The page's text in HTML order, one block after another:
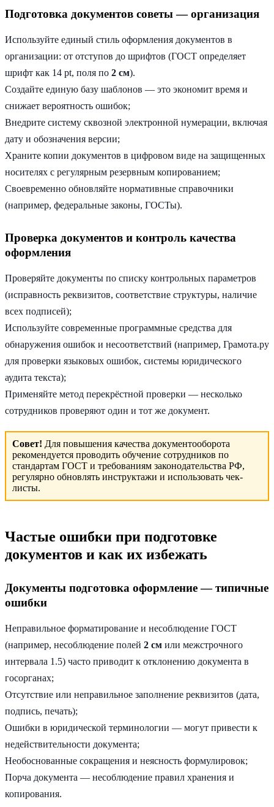
Подготовка документов советы — организация
Используйте единый стиль оформления документов в
организации: от отступов до шрифтов (ГОСТ определяет
шрифт как 14 pt, поля по 2 см).
Создайте единую базу шаблонов — это экономит время и
снижает вероятность ошибок;
Внедрите систему сквозной электронной нумерации, включая
дату и обозначения версии;
Храните копии документов в цифровом виде на защищенных
носителях с регулярным резервным копированием;
Своевременно обновляйте нормативные справочники
(например, федеральные законы, ГОСТы).
Проверка документов и контроль качества
оформления
Проверяйте документы по списку контрольных параметров
(исправность реквизитов, соответствие структуры, наличие
всех подписей);
Используйте современные программные средства для
обнаружения ошибок и несоответствий (например, Грамота.ру
для проверки языковых ошибок, системы юридического
аудита текста);
Применяйте метод перекрёстной проверки — несколько
сотрудников проверяют один и тот же документ.
Совет! Для повышения качества документооборота
рекомендуется проводить обучение сотрудников по
стандартам ГОСТ и требованиям законодательства РФ,
регулярно обновлять инструктажи и использовать чек-
листы.
Частые ошибки при подготовке
документов и как их избежать
Документы подготовка оформление — типичные
ошибки
Неправильное форматирование и несоблюдение ГОСТ
(например, несоблюдение полей 2 см или межстрочного
интервала 1.5) часто приводит к отклонению документа в
госорганах;
Отсутствие или неправильное заполнение реквизитов (дата,
подпись, печать);
Ошибки в юридической терминологии — могут привести к
недействительности документа;
Необоснованные сокращения и неясность формулировок;
Порча документа — несоблюдение правил хранения и
копирования.